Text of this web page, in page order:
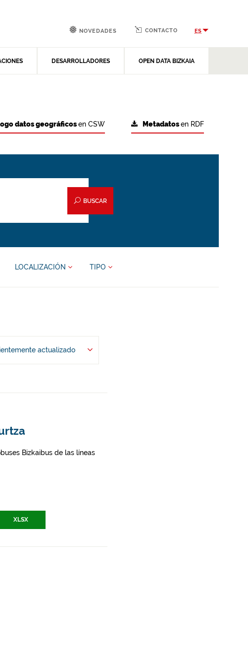
DESARROLLADORES OPEN DATA BIZKAIA
NOVEDADES CONTACTO ES
Metadatosen RDF
datos geográficosen CSW
BUSCAR
LOCALIZACIÓN TIPO
actualizado
Bizkaibus de las líneas
XLSX